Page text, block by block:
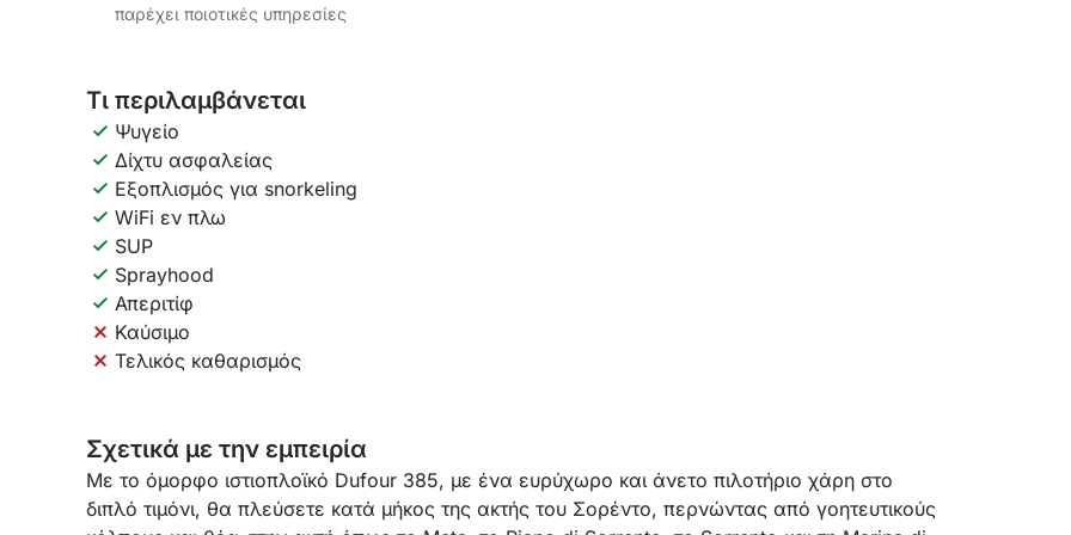
παρέχει ποιοτικές υπηρεσίες
Τι περιλαμβάνεται
Ψυγείο
Δίχτυ ασφαλείας
Εξοπλισμός για snorkeling
WiFi εν πλω
SUP
Sprayhood
Απεριτίφ
Καύσιμο
Τελικός καθαρισμός
Σχετικά με την εμπειρία
Με το όμορφο ιστιοπλοϊκό Dufour 385, με ένα ευρύχωρο και άνετο πιλοτήριο χάρη στο
διπλό τιμόνι, θα πλεύσετε κατά μήκος της ακτής του Σορέντο, περνώντας από γοητευτικούς